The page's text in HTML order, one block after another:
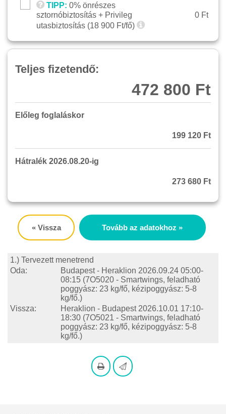
TIPP: 0% önrészes
sztornóbiztosítás + Privileg
utasbiztosítás (18 900 Ft/fő)
0 Ft
Teljes fizetendő:
472 800 Ft
Előleg foglaláskor
199 120 Ft
Hátralék 2026.08.20-ig
273 680 Ft
« Vissza Tovább az adatokhoz »
1.) Tervezett menetrend
Oda:
Budapest - Heraklion 2026.09.24 05:00-
08:15 (7O5020 - Smartwings, feladható
poggyász: 23 kg/fő, kézipoggyász: 5-8
kg/fő.)
Vissza:
Heraklion - Budapest 2026.10.01 17:10-
18:30 (7O5021 - Smartwings, feladható
poggyász: 23 kg/fő, kézipoggyász: 5-8
kg/fő.)